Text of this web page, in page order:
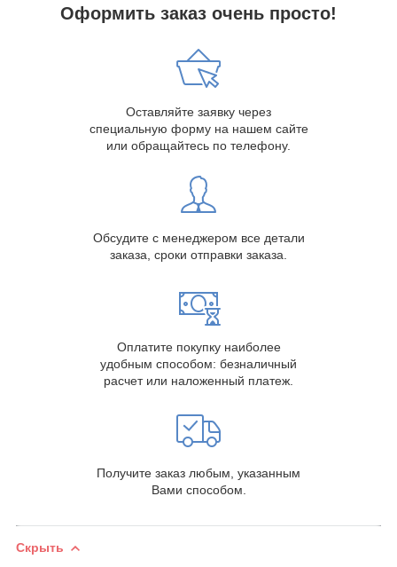
Оформить заказ очень просто!
Оставляйте заявку через
специальную форму на нашем сайте
или обращайтесь по телефону.
Обсудите с менеджером все детали
заказа, сроки отправки заказа.
Оплатите покупку наиболее
удобным способом: безналичный
расчет или наложенный платеж.
Получите заказ любым, указанным
Вами способом.
Скрыть